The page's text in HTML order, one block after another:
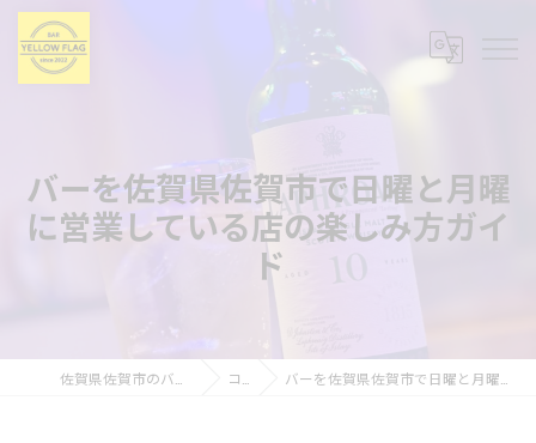
バーを佐賀県佐賀市で日曜と月曜
に営業している店の楽しみ方ガイ
ド
コラム バーを佐賀県佐賀市で日曜と月曜に営業している店の楽しみ方ガイド